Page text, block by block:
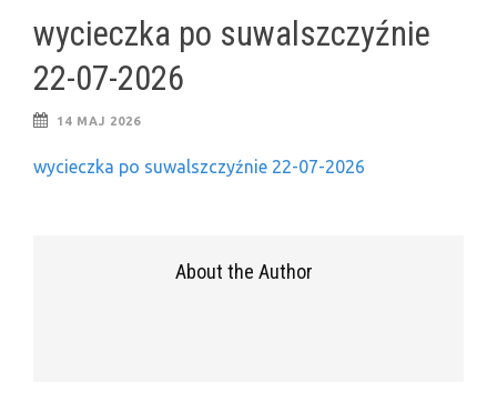
wycieczka po suwalszczyźnie
22-07-2026
14 MAJ 2026
wycieczka po suwalszczyźnie 22-07-2026
About the Author